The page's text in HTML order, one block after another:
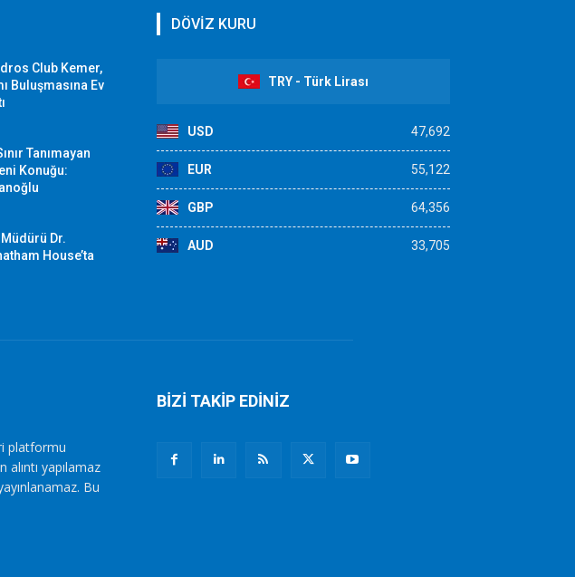
Club Kemer,
Buluşmasına Ev
Tanımayan
Konuğu:
Dr.
House’ta
DÖVİZ KURU
TRY - Türk Lirası
USD 47,692
EUR 55,122
GBP 64,356
AUD 33,705
platformu
yapılamaz
Bu
BİZİ TAKİP EDİNİZ